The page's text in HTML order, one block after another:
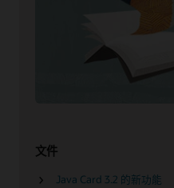
文件
Java Card 3.2 的新功能